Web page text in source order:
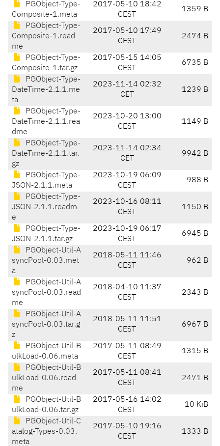
PGObject-Type-
Composite-1.meta
2017-05-10 18:42
CEST
1359 B
PGObject-Type-
Composite-1.read
me
2017-05-10 17:49
CEST
2474 B
PGObject-Type-
Composite-1.tar.gz
2017-05-15 14:05
CEST
6735 B
PGObject-Type-
DateTime-2.1.1.me
ta
2023-11-14 02:32
CET
1239 B
PGObject-Type-
DateTime-2.1.1.rea
dme
2023-10-20 13:00
CEST
1149 B
PGObject-Type-
DateTime-2.1.1.tar.
gz
2023-11-14 02:34
CET
9942 B
PGObject-Type-
JSON-2.1.1.meta
2023-10-19 06:09
CEST
988 B
PGObject-Type-
JSON-2.1.1.readm
e
2023-10-16 08:11
CEST
1150 B
PGObject-Type-
JSON-2.1.1.tar.gz
2023-10-19 06:17
CEST
6945 B
PGObject-Util-A
syncPool-0.03.met
a
2018-05-11 11:46
CEST
962 B
PGObject-Util-A
syncPool-0.03.read
me
2018-04-10 11:37
CEST
2343 B
PGObject-Util-A
syncPool-0.03.tar.g
z
2018-05-11 11:51
CEST
6967 B
PGObject-Util-B
ulkLoad-0.06.meta
2017-05-11 08:49
CEST
1315 B
PGObject-Util-B
ulkLoad-0.06.read
me
2017-05-11 08:41
CEST
2471 B
PGObject-Util-B
ulkLoad-0.06.tar.gz
2017-05-16 14:02
CEST
10 KiB
PGObject-Util-C
atalog-Types-0.03.
meta
2017-05-10 19:16
CEST
1333 B